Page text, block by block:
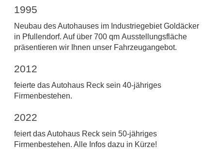
1995
Neubau des Autohauses im Industriegebiet Goldäcker
in Pfullendorf. Auf über 700 qm Ausstellungsfläche
präsentieren wir Ihnen unser Fahrzeugangebot.
2012
feierte das Autohaus Reck sein 40-jähriges
Firmenbestehen.
2022
feiert das Autohaus Reck sein 50-jähriges
Firmenbestehen. Alle Infos dazu in Kürze!